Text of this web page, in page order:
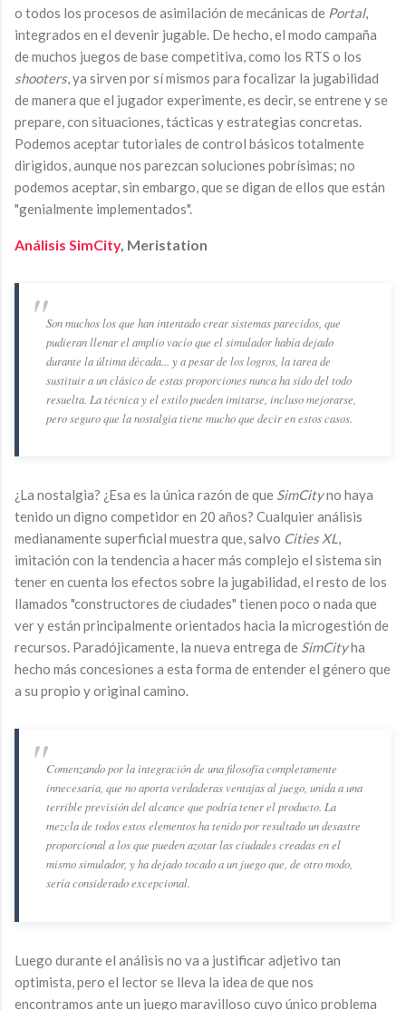
o todos los procesos de asimilación de mecánicas de Portal,
integrados en el devenir jugable. De hecho, el modo campaña
de muchos juegos de base competitiva, como los RTS o los
shooters, ya sirven por sí mismos para focalizar la jugabilidad
de manera que el jugador experimente, es decir, se entrene y se
prepare, con situaciones, tácticas y estrategias concretas.
Podemos aceptar tutoriales de control básicos totalmente
dirigidos, aunque nos parezcan soluciones pobrísimas; no
podemos aceptar, sin embargo, que se digan de ellos que están
"genialmente implementados".
Análisis SimCity, Meristation
Son muchos los que han intentado crear sistemas parecidos, que
pudieran llenar el amplio vacío que el simulador había dejado
durante la última década... y a pesar de los logros, la tarea de
sustituir a un clásico de estas proporciones nunca ha sido del todo
resuelta. La técnica y el estilo pueden imitarse, incluso mejorarse,
pero seguro que la nostalgia tiene mucho que decir en estos casos.
¿La nostalgia? ¿Esa es la única razón de que SimCityno haya
tenido un digno competidor en 20 años? Cualquier análisis
medianamente superficial muestra que, salvo Cities XL,
imitación con la tendencia a hacer más complejo el sistema sin
tener en cuenta los efectos sobre la jugabilidad, el resto de los
llamados "constructores de ciudades" tienen poco o nada que
ver y están principalmente orientados hacia la microgestión de
recursos. Paradójicamente, la nueva entrega de SimCityha
hecho más concesiones a esta forma de entender el género que
a su propio y original camino.
Comenzando por la integración de una filosofía completamente
innecesaria, que no aporta verdaderas ventajas al juego, unida a una
terrible previsión del alcance que podría tener el producto. La
mezcla de todos estos elementos ha tenido por resultado un desastre
proporcional a los que pueden azotar las ciudades creadas en el
mismo simulador, y ha dejado tocado a un juego que, de otro modo,
sería considerado excepcional.
Luego durante el análisis no va a justificar adjetivo tan
optimista, pero el lector se lleva la idea de que nos
encontramos ante un juego maravilloso cuyo único problema